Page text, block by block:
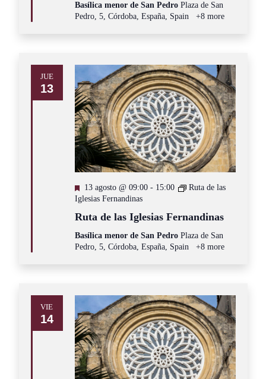
Basílica menor de San Pedro Plaza de San
Pedro, 5, Córdoba, España, Spain
+8 more
JUE
13
Destacado
13 agosto @ 09:00- 15:00
Ruta de las
Iglesias Fernandinas
Ruta de las Iglesias Fernandinas
Basílica menor de San Pedro Plaza de San
Pedro, 5, Córdoba, España, Spain
+8 more
VIE
14